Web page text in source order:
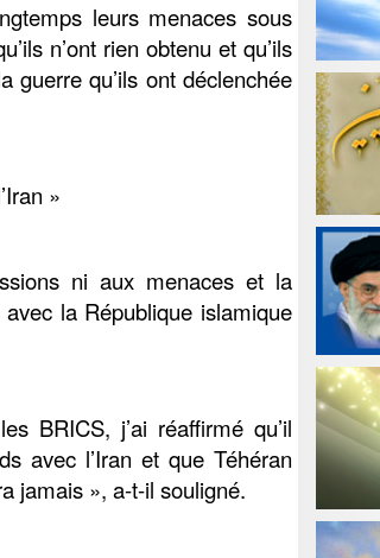
leurs menaces sous
n’ont rien obtenu et qu’ils
guerre qu’ils ont déclenchée
»
ni aux menaces et la
la République islamique
BRICS, j’ai réaffirmé qu’il
avec l’Iran et que Téhéran
jamais », a-t-il souligné.